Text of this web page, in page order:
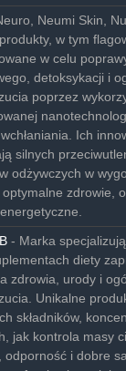
Neumi Skin,
w tym
w celu
detoksykacji i
poprzez
Ich
silnych
odżywczych w
zdrowie,
- Marka
diety
zdrowia, urody i
Unikalne
składników,
jak kontrola masy
odporność i dobre